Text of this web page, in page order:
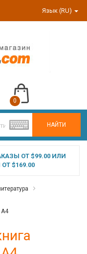
Язык (RU)
НАЙТИ
0
ОТ $99.00 ИЛИ
$169.00